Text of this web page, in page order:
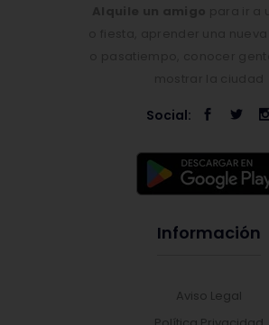
Social:
Información
Aviso Legal